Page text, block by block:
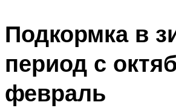
Подкормка в
период с
февраль